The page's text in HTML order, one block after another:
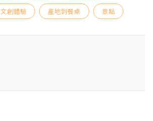
文創體驗 產地到餐桌 景點